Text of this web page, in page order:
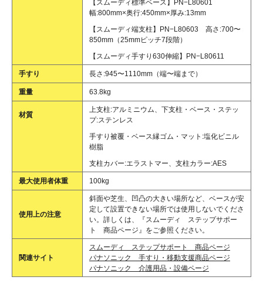
【スムーディ標準ベース】PN−L80601
幅:800mm×奥行:450mm×厚み:13mm
【スムーディ端支柱】PN−L80603 高さ:700〜
850mm（25mmピッチ7段階）
【スムーディ手すり630伸縮】PN−L80611
手すり 長さ:945〜1110mm（端〜端まで）
重量 63.8kg
材質
上支柱:アルミニウム、下支柱・ベース・ステッ
プ:ステンレス
手すり被覆・ベース縁ゴム・マット:塩化ビニル
樹脂
支柱カバー:エラストマー、支柱カラー:AES
最大使用者体重 100kg
使用上の注意
斜面や芝生、凹凸の大きい場所など、ベースが安
定して設置できない場所では使用しないでくださ
い。詳しくは、『スムーディ ステップサポー
ト 商品ページ』をご参照ください。
関連サイト
スムーディ ステップサポート 商品ページ
パナソニック 手すり・移動支援商品ページ
パナソニック 介護用品・設備ページ